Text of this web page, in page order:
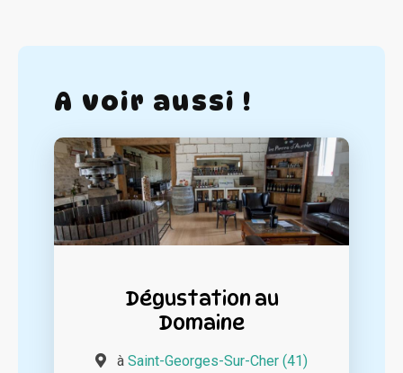
A voir aussi !
Dégustation au
Domaine
à Saint-Georges-Sur-Cher (41)